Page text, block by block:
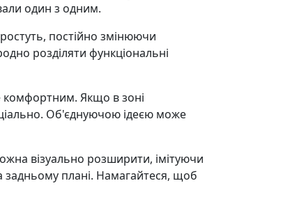
один з одним.
постійно змінюючи
розділяти функціональні
комфортним. Якщо в зоні
Об'єднуючою ідеєю може
візуально розширити, імітуючи
задньому плані. Намагайтеся, щоб